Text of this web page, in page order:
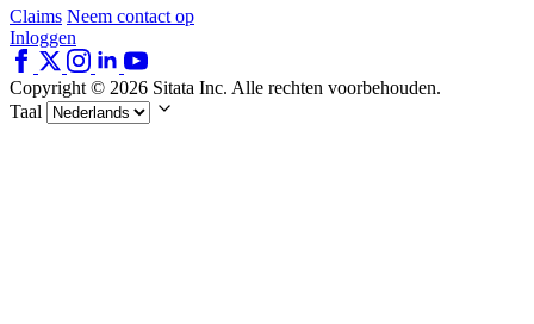
Claims Neem contact op
Inloggen
Copyright © 2026 Sitata Inc. Alle rechten voorbehouden.
Taal